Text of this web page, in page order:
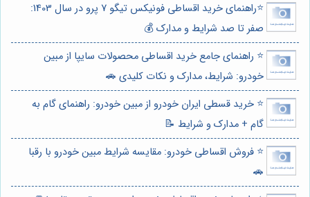
⭐️راهنمای خرید اقساطی فونیکس تیگو 7 پرو در سال 1403:
صفر تا صد شرایط و مدارک 💰
⭐️ راهنمای جامع خرید اقساطی محصولات سایپا از مبین
خودرو: شرایط، مدارک و نکات کلیدی 🚗
⭐️ خرید قسطی ایران خودرو از مبین خودرو: راهنمای گام به
گام + مدارک و شرایط 📝
⭐️ فروش اقساطی خودرو: مقایسه شرایط مبین خودرو با رقبا
🚗